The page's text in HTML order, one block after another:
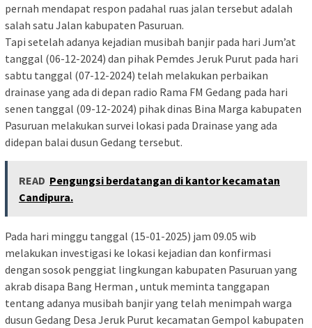
pernah mendapat respon padahal ruas jalan tersebut adalah
salah satu Jalan kabupaten Pasuruan.
Tapi setelah adanya kejadian musibah banjir pada hari Jum’at
tanggal (06-12-2024) dan pihak Pemdes Jeruk Purut pada hari
sabtu tanggal (07-12-2024) telah melakukan perbaikan
drainase yang ada di depan radio Rama FM Gedang pada hari
senen tanggal (09-12-2024) pihak dinas Bina Marga kabupaten
Pasuruan melakukan survei lokasi pada Drainase yang ada
didepan balai dusun Gedang tersebut.
READ Pengungsi berdatangan di kantor kecamatan
Candipura.
Pada hari minggu tanggal (15-01-2025) jam 09.05 wib
melakukan investigasi ke lokasi kejadian dan konfirmasi
dengan sosok penggiat lingkungan kabupaten Pasuruan yang
akrab disapa Bang Herman , untuk meminta tanggapan
tentang adanya musibah banjir yang telah menimpah warga
dusun Gedang Desa Jeruk Purut kecamatan Gempol kabupaten